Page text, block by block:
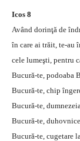
Icos 8
Având dorinţă de
în care ai trăit, te-au
cele lumeşti, pentru
Bucură-te, podoaba
Bucură-te, chip
Bucură-te,
Bucură-te,
Bucură-te, cugetare